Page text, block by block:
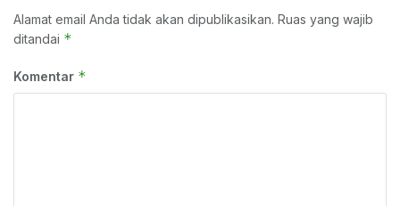
Alamat email Anda tidak akan dipublikasikan. Ruas yang wajib
ditandai *
Komentar *